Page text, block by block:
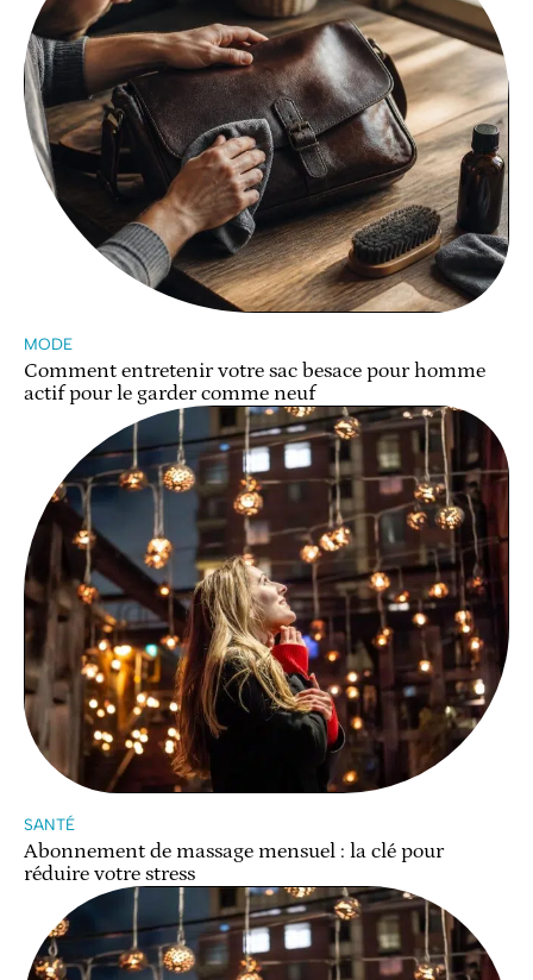
MODE
Comment entretenir votre sac besace pour homme
actif pour le garder comme neuf
SANTÉ
Abonnement de massage mensuel : la clé pour
réduire votre stress